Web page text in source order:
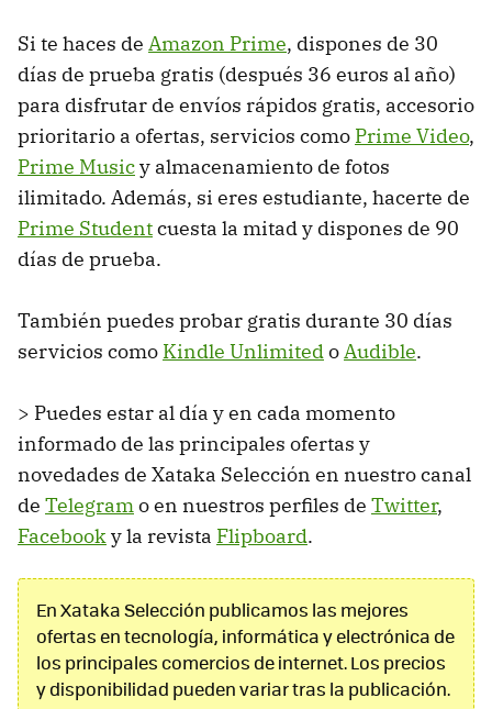
Si te haces de Amazon Prime, dispones de 30
días de prueba gratis (después 36 euros al año)
para disfrutar de envíos rápidos gratis, accesorio
prioritario a ofertas, servicios como Prime Video,
Prime Musicy almacenamiento de fotos
ilimitado. Además, si eres estudiante, hacerte de
Prime Studentcuesta la mitad y dispones de 90
días de prueba.
También puedes probar gratis durante 30 días
servicios como Kindle UnlimitedoAudible.
> Puedes estar al día y en cada momento
informado de las principales ofertas y
novedades de Xataka Selección en nuestro canal
de Telegramo en nuestros perfiles de Twitter,
Facebooky la revista Flipboard.
En Xataka Selección publicamos las mejores
ofertas en tecnología, informática y electrónica de
los principales comercios de internet. Los precios
y disponibilidad pueden variar tras la publicación.